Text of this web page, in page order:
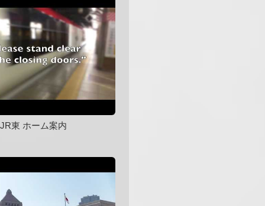
JR東 ホーム案内